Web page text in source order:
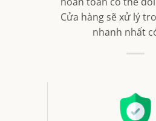
Cửa hàng sẽ xử lý
nhanh nhất